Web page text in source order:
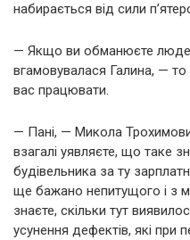
набирається від сили
— Якщо ви обманюєте
вгамовувалася Галина, —
вас працювати.
— Пані, — Микола
взагалі уявляєте, що таке
будівельника за ту
ще бажано непитущого і з
знаєте, скільки тут
усунення дефектів, які при